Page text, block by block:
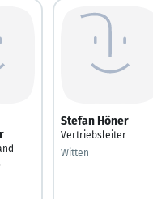
Stefan Höner
Vertriebsleiter
Witten